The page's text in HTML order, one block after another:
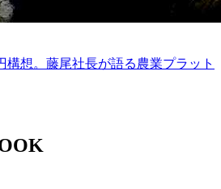
構想。藤尾社長が語る農業プラット